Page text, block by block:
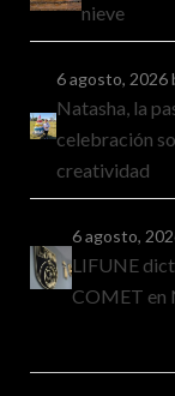
nieve
6 agosto, 2026
Natasha, la
celebración
creatividad
6 agosto,
LIFUNE
COMET en